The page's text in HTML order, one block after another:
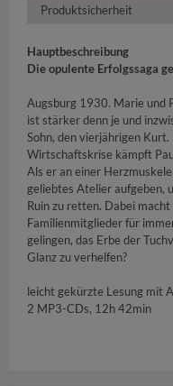
Produktsicherheit
Hauptbeschreibung
Die opulente Erfolgssaga
Augsburg 1930. Marie und
ist stärker denn je und
Sohn, den vierjährigen
Wirtschaftskrise kämpft
Als er an einer
geliebtes Atelier aufgeben,
Ruin zu retten. Dabei
Familienmitglieder für
gelingen, das Erbe der
Glanz zu verhelfen?
leicht gekürzte Lesung mit
2 MP3-CDs, 12h 42min